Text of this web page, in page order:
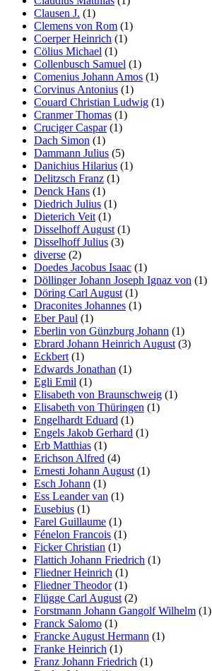
Clausen J. (1)
Clemens von Rom (1)
Coerper Heinrich (1)
Cölius Michael (1)
Collenbusch Samuel (1)
Comenius Johann Amos (1)
Corvinus Antonius (1)
Couard Christian Ludwig (1)
Cranmer Thomas (1)
Cruciger Caspar(1)
Dach Simon (1)
Dammann Julius (5)
Danichius Hilarius (1)
Delitzsch Franz (1)
Denck Hans (1)
Diedrich Julius (1)
Dieterich Veit (1)
Disselhoff August (1)
Disselhoff Julius (3)
diverse (2)
Doedes Jacobus Isaac (1)
Döllinger Johann Joseph Ignaz von (1)
Döring Carl August (1)
Draconites Johannes (1)
Eber Paul (1)
Eberlin von Günzburg Johann (1)
Ebrard Johann Heinrich August (3)
Eckbert (1)
Edwards Jonathan (1)
Egli Emil (1)
Elisabeth von Braunschweig (1)
Elisabeth von Thüringen (1)
Engelhardt Eduard (1)
Engels Jakob Gerhard (1)
Erb Matthias (1)
Erichson Alfred (4)
Ernesti Johann August (1)
Esch Johann (1)
Ess Leander van (1)
Eusebius (1)
Farel Guillaume (1)
Fénelon Francois (1)
Ficker Christian (1)
Flattich Johann Friedrich (1)
Fliedner Heinrich (1)
Fliedner Theodor(1)
Flügge Carl August (2)
Forstmann Johann Gangolf Wilhelm (1)
Franck Salomo (1)
Francke August Hermann (1)
Franke Heinrich (1)
Franz Johann Friedrich (1)